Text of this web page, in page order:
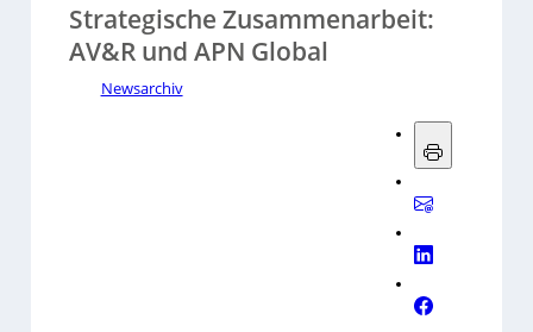
Strategische Zusammenarbeit:
AV&R und APN Global
Newsarchiv